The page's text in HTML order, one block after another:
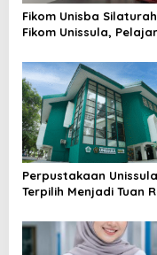
Fikom Unisba
Fikom Unissula,
Laboratorium
Perpustakaan Unissula
Terpilih Menjadi Tuan